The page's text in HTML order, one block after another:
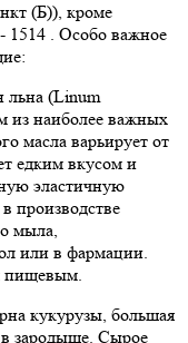
(Б)), кроме
1514 . Особо важное
льна (Linum
из наиболее важных
масла варьирует от
едким вкусом и
эластичную
производстве
мыла,
или в фармации.
пищевым.
кукурузы, большая
в зародыше. Сырое